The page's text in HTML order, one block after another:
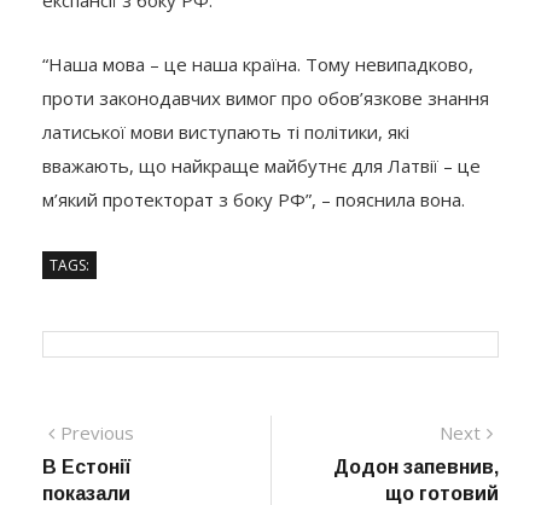
“Наша мова – це наша країна. Тому невипадково,
проти законодавчих вимог про обов’язкове знання
латиської мови виступають ті політики, які
вважають, що найкраще майбутнє для Латвії – це
м’який протекторат з боку РФ”, – пояснила вона.
TAGS:
Навігація
записів
Previous
В Естонії
показали
Next
Додон запевнив,
що готовий